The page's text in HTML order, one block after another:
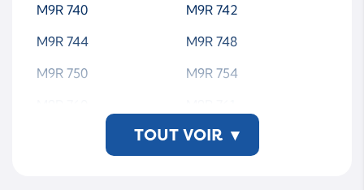
M9R 740
M9R 742
M9R 744
M9R 748
M9R 750
M9R 754
M9R 763
TOUT VOIR ▾